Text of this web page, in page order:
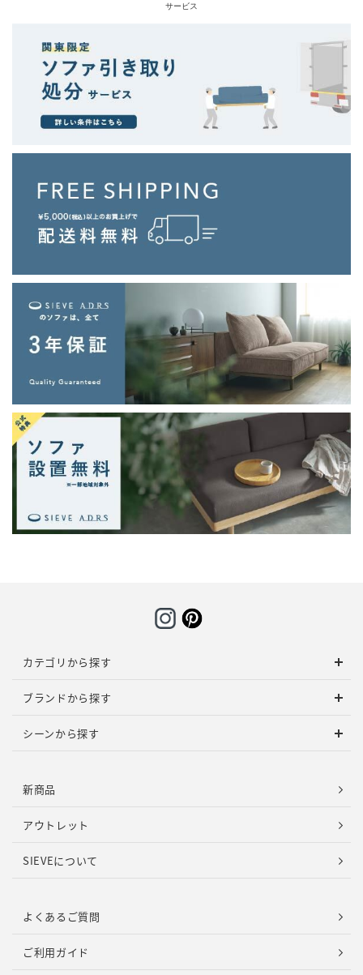
サービス
カテゴリから探す
ブランドから探す
シーンから探す
新商品
アウトレット
SIEVEについて
よくあるご質問
ご利用ガイド